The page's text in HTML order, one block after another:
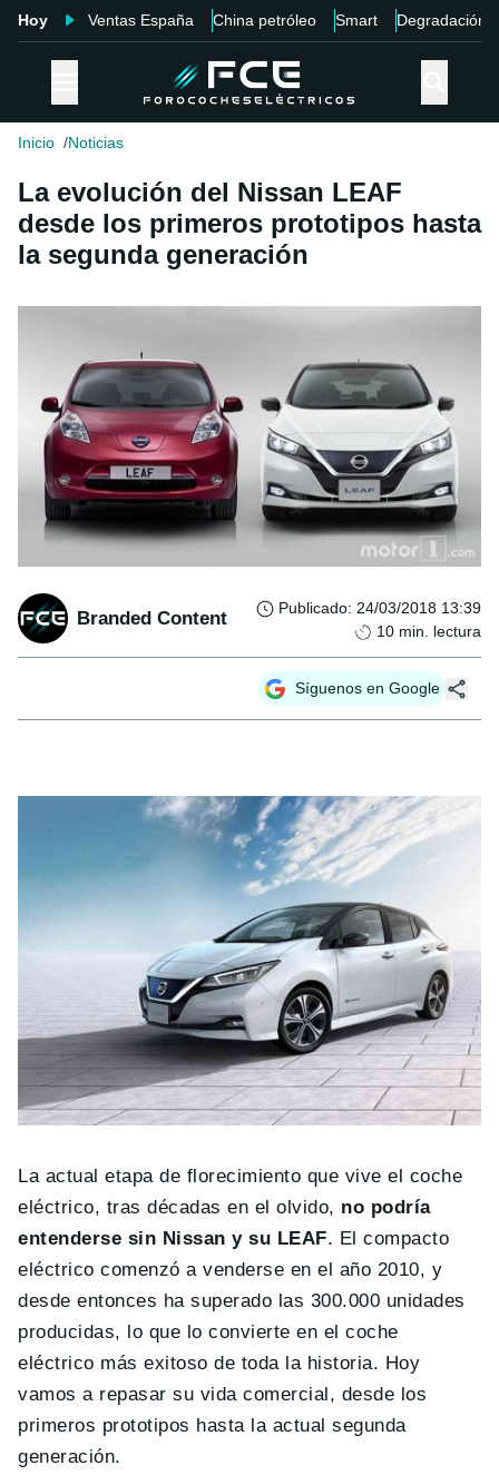
Hoy Ventas España China petróleo Smart Degradación
Inicio Noticias
La evolución del Nissan LEAF
desde los primeros prototipos hasta
la segunda generación
Branded Content Publicado: 24/03/2018 13:39
10 min. lectura
Síguenos en Google
La actual etapa de florecimiento que vive el coche
eléctrico, tras décadas en el olvido, no podría
entenderse sin Nissan y su LEAF. El compacto
eléctrico comenzó a venderse en el año 2010, y
desde entonces ha superado las 300.000 unidades
producidas, lo que lo convierte en el coche
eléctrico más exitoso de toda la historia. Hoy
vamos a repasar su vida comercial, desde los
primeros prototipos hasta la actual segunda
generación.